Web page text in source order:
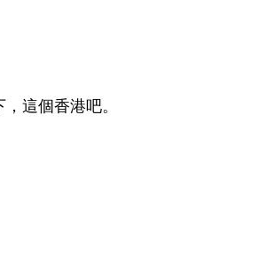
這個香港吧。